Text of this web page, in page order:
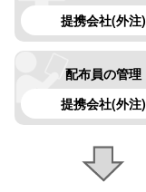
提携会社(外注)
配布員の管理
提携会社(外注)